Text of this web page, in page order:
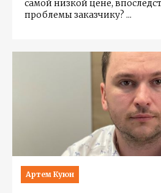
самой низкой цене,
проблемы заказчику? ...
Артем Куюн